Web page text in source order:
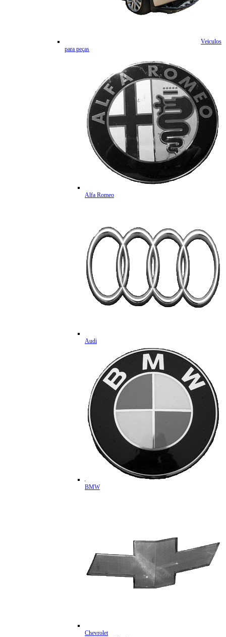
Veiculos
para peças
Alfa Romeo
Audi
BMW
Chevrolet